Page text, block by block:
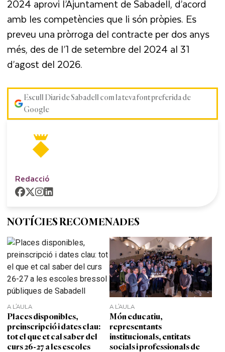
2024 aprovi l’Ajuntament de Sabadell, d’acord
amb les competències que li són pròpies. Es
preveu una pròrroga del contracte per dos anys
més, des de l’1 de setembre del 2024 al 31
d’agost del 2026.
Escull Diari de Sabadell com la teva font preferida de
Google
Redacció
NOTÍCIES RECOMENADES
A L'AULA
Places disponibles,
preinscripció i dates clau:
tot el que et cal saber del
curs 26-27 a les escoles
A L'AULA
Món educatiu,
representants
institucionals, entitats
socials i professionals de